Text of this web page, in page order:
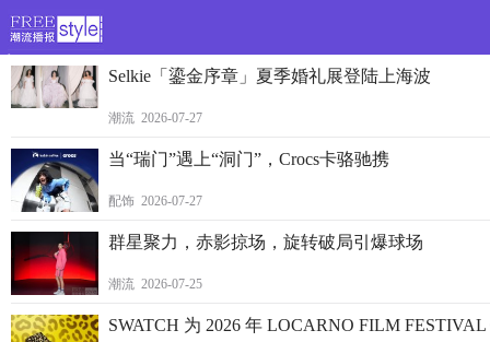
>
Selkie「鎏金序章」夏季婚礼展登陆上海波
潮流 2026-07-27
当“瑞门”遇上“洞门”，Crocs卡骆驰携
配饰 2026-07-27
群星聚力，赤影掠场，旋转破局引爆球场
潮流 2026-07-25
SWATCH 为 2026 年 LOCARNO FILM FESTIVAL